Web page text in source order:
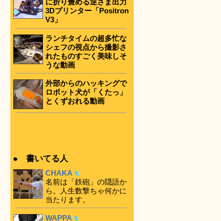
に折り畳める逆さま出力
3Dプリンター「Positron
V3」
ランチタイムの超多忙な
シェフの視点から撮影さ
れたものすごく美味しそ
うな動画
外部からのハッキングで
ロボット犬が「くたっ」
とくずおれる動画
● 書いてる人
CHAKA
名前は「鉄砲」の隠語か
ら。人生数撃ちゃ何かに
当たります。
WAPPA